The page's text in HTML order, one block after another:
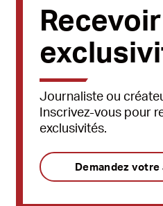
Journaliste ou
Inscrivez-vous pour
exclusivités.
Demandez